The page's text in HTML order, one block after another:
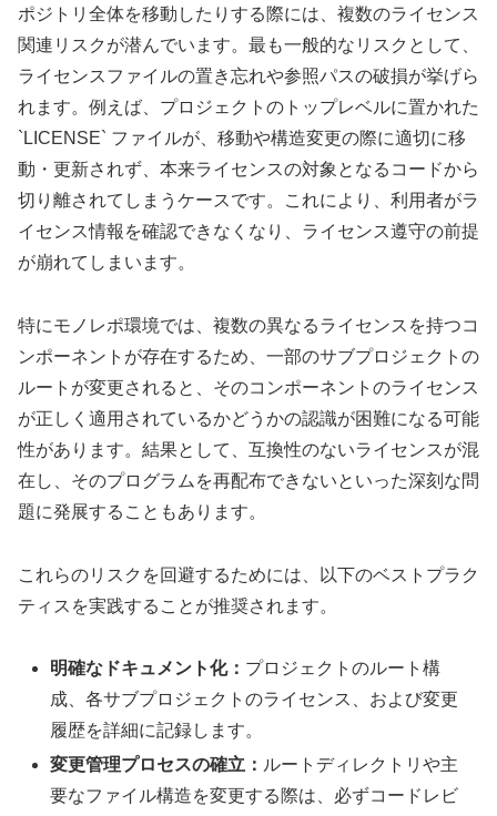
ポジトリ全体を移動したりする際には、複数のライセンス
関連リスクが潜んでいます。最も一般的なリスクとして、
ライセンスファイルの置き忘れや参照パスの破損が挙げら
れます。例えば、プロジェクトのトップレベルに置かれた
`LICENSE` ファイルが、移動や構造変更の際に適切に移
動・更新されず、本来ライセンスの対象となるコードから
切り離されてしまうケースです。これにより、利用者がラ
イセンス情報を確認できなくなり、ライセンス遵守の前提
が崩れてしまいます。
特にモノレポ環境では、複数の異なるライセンスを持つコ
ンポーネントが存在するため、一部のサブプロジェクトの
ルートが変更されると、そのコンポーネントのライセンス
が正しく適用されているかどうかの認識が困難になる可能
性があります。結果として、互換性のないライセンスが混
在し、そのプログラムを再配布できないといった深刻な問
題に発展することもあります。
これらのリスクを回避するためには、以下のベストプラク
ティスを実践することが推奨されます。
明確なドキュメント化： プロジェクトのルート構
成、各サブプロジェクトのライセンス、および変更
履歴を詳細に記録します。
変更管理プロセスの確立： ルートディレクトリや主
要なファイル構造を変更する際は、必ずコードレビ